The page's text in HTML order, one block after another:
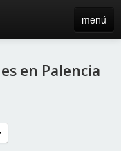
menú
en Palencia